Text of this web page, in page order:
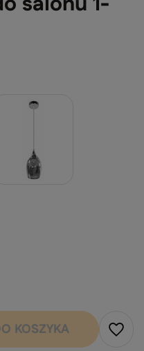
KOSZYKA